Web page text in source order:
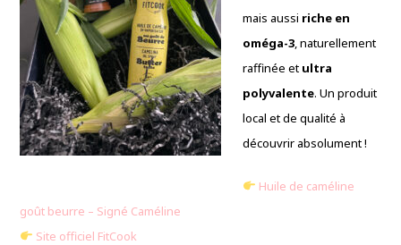
mais aussi riche en
oméga-3, naturellement
raffinée et ultra
polyvalente. Un produit
local et de qualité à
découvrir absolument !
Huile de caméline
goût beurre – Signé Caméline
Site officiel FitCook